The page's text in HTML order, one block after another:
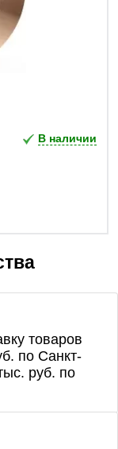
В наличии
товаров
по Санкт-
руб. по